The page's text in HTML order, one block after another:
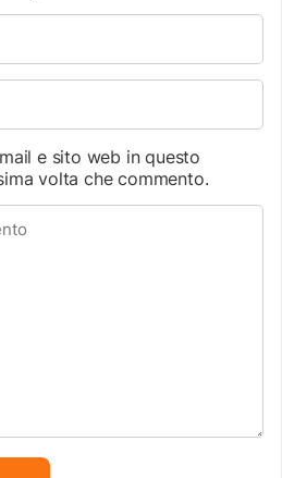
e sito web in questo
volta che commento.